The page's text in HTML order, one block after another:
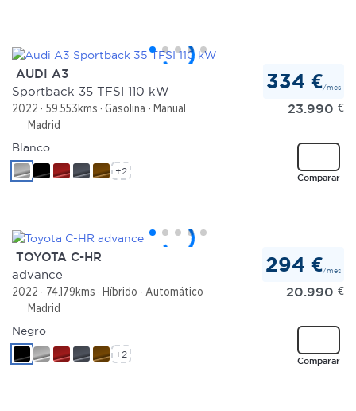
AUDI A3
Sportback 35 TFSI 110 kW
2022 59.553kms Gasolina
Manual
Madrid
334 €/mes
23.990 €
Comparar
Blanco
+2
TOYOTA C-HR
advance
2022 74.179kms Híbrido
Automático
Madrid
294 €/mes
20.990 €
Comparar
Negro
+2